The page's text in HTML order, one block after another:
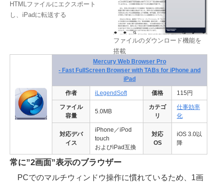
HTMLファイルにエクスポート
し、iPadに転送する
ファイルのダウンロード機能を
搭載
Mercury Web Browser Pro
- Fast FullScreen Browser with TABs for iPhone and
iPad
作者 iLegendSoft 価格 115円
ファイル
容量
5.0MB
カテゴ
リ
仕事効率
化
対応デバ
イス
iPhone／iPod
touch
およびiPad互換
対応
OS
iOS 3.0以
降
常に”2画面”表示のブラウザー
PCでのマルチウィンドウ操作に慣れているため、1画